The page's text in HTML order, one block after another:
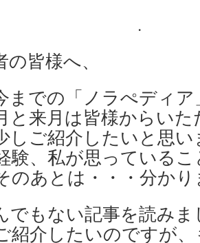
.
皆様へ、
までの「ノラぺディ
と来月は皆様からい
しご紹介したいと思
験、私が思っている
のあとは・・・分か
でもない記事を読み
紹介したいのですが